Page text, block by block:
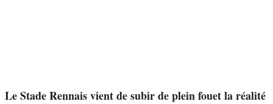
Le Stade Rennais vient de subir de plein fouet la réalité